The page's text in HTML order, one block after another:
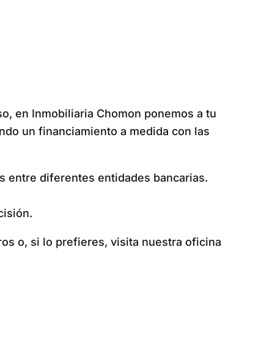
en Inmobiliaria Chomon ponemos a tu
un financiamiento a medida con las
entre diferentes entidades bancarias.
o, si lo prefieres, visita nuestra oficina